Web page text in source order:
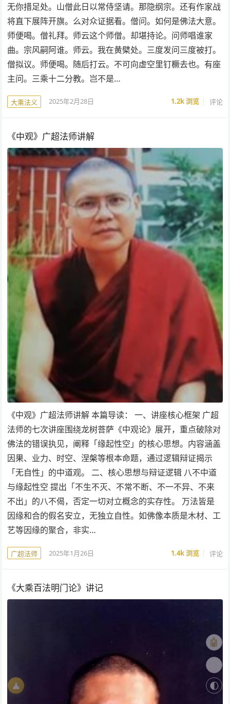
无你措足处。山僧此日以常侍坚请。那隐纲宗。还有作家战
将直下展阵开旗。么对众证据看。僧问。如何是佛法大意。
师便喝。僧礼拜。师云这个师僧。却堪持论。问师唱谁家
曲。宗风嗣阿谁。师云。我在黄檗处。三度发问三度被打。
僧拟议。师便喝。随后打云。不可向虚空里钉橛去也。有座
主问。三乘十二分教。岂不是…
大乘法义 2025年2月28日 1.2k浏览 评论
《中观》广超法师讲解
《中观》广超法师讲解 本篇导读： 一、讲座核心框架 广超
法师的七次讲座围绕龙树菩萨《中观论》展开，重点破除对
佛法的错误执见，阐释「缘起性空」的核心思想。内容涵盖
因果、业力、时空、涅槃等根本命题，通过逻辑辩证揭示
「无自性」的中道观。 二、核心思想与辩证逻辑 八不中道
与缘起性空 提出「不生不灭、不常不断、不一不异、不来
不出」的八不偈，否定一切对立概念的实存性。 万法皆是
因缘和合的假名安立，无独立自性。如佛像本质是木材、工
艺等因缘的聚合，非实…
广超法师 2025年1月26日 1.4k浏览 评论
《大乘百法明门论》讲记
🌓
🧘
🤖